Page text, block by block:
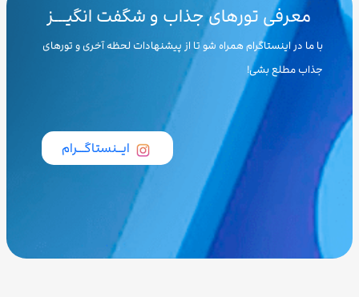
معرفی تورهای جذاب و شگفت انگیـــز
با ما در اینستاگرام همراه شو تا از پیشنهادات لحظه آخری و تورهای
جذاب مطلع بشی!
ایــنستاگـــرام